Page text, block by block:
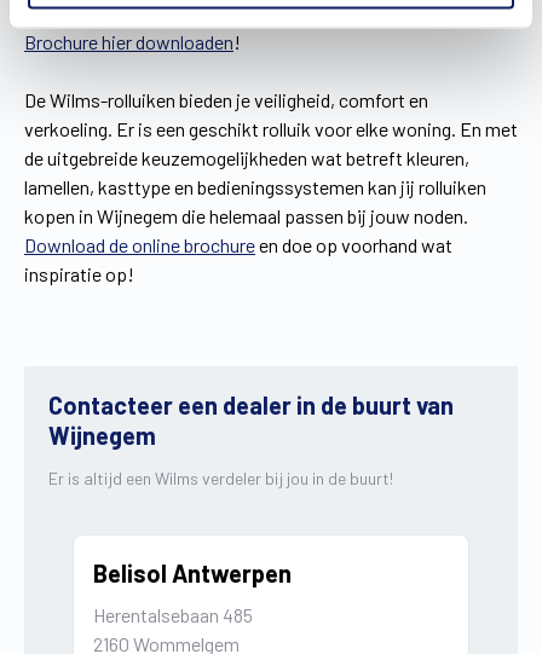
Brochure hier downloaden!
De Wilms-rolluiken bieden je veiligheid, comfort en
verkoeling. Er is een geschikt rolluik voor elke woning. En met
de uitgebreide keuzemogelijkheden wat betreft kleuren,
lamellen, kasttype en bedieningssystemen kan jij rolluiken
kopen in Wijnegem die helemaal passen bij jouw noden.
Download de online brochureen doe op voorhand wat
inspiratie op!
Contacteer een dealer in de buurt van
Wijnegem
Er is altijd een Wilms verdeler bij jou in de buurt!
Belisol Antwerpen
Herentalsebaan 485
2160 Wommelgem